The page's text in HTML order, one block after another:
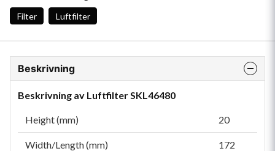
Filter Luftfilter
Beskrivning
Beskrivning av Luftfilter SKL46480
Height (mm) 20
Width/Length (mm) 172